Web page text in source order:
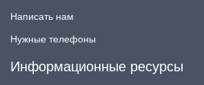
Написать нам
Нужные телефоны
Информационные ресурсы